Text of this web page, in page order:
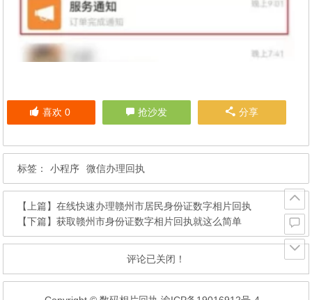
喜欢 0 抢沙发 分享
标签： 小程序 微信办理回执
【上篇】在线快速办理赣州市居民身份证数字相片回执
【下篇】获取赣州市身份证数字相片回执就这么简单
评论已关闭！